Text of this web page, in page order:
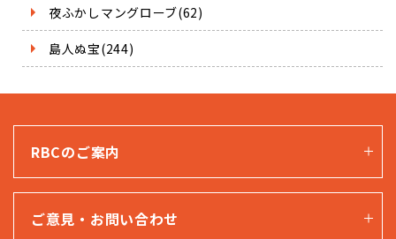
夜ふかしマングローブ(62)
島人ぬ宝(244)
RBCのご案内
ご意見・お問い合わせ